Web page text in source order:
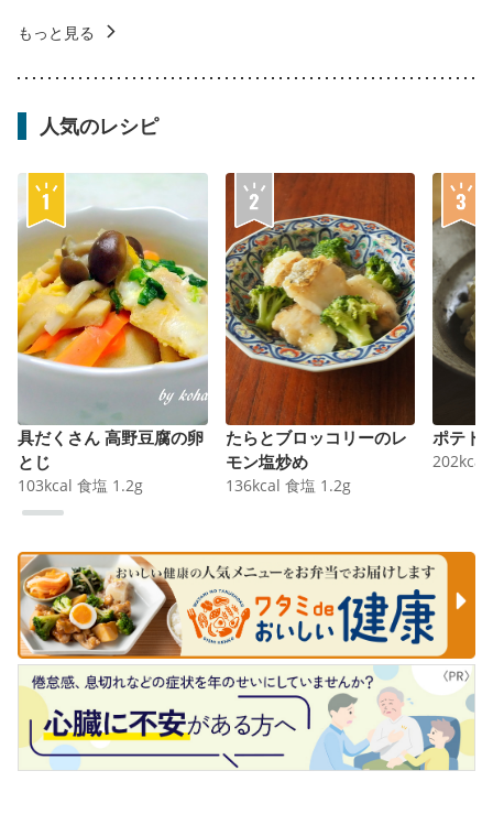
もっと見る
人気のレシピ
具だくさん 高野豆腐の卵
とじ
103kcal 食塩 1.2g
たらとブロッコリーのレ
モン塩炒め
136kcal 食塩 1.2g
ポテト
202kcal